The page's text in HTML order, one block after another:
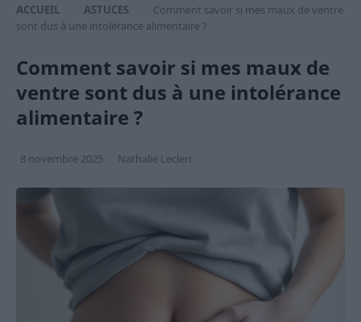
ACCUEIL ASTUCES
Comment savoir si mes maux de ventre
sont dus à une intolérance alimentaire ?
Comment savoir si mes maux de
ventre sont dus à une intolérance
alimentaire ?
8 novembre 2025 Nathalie Leclerc